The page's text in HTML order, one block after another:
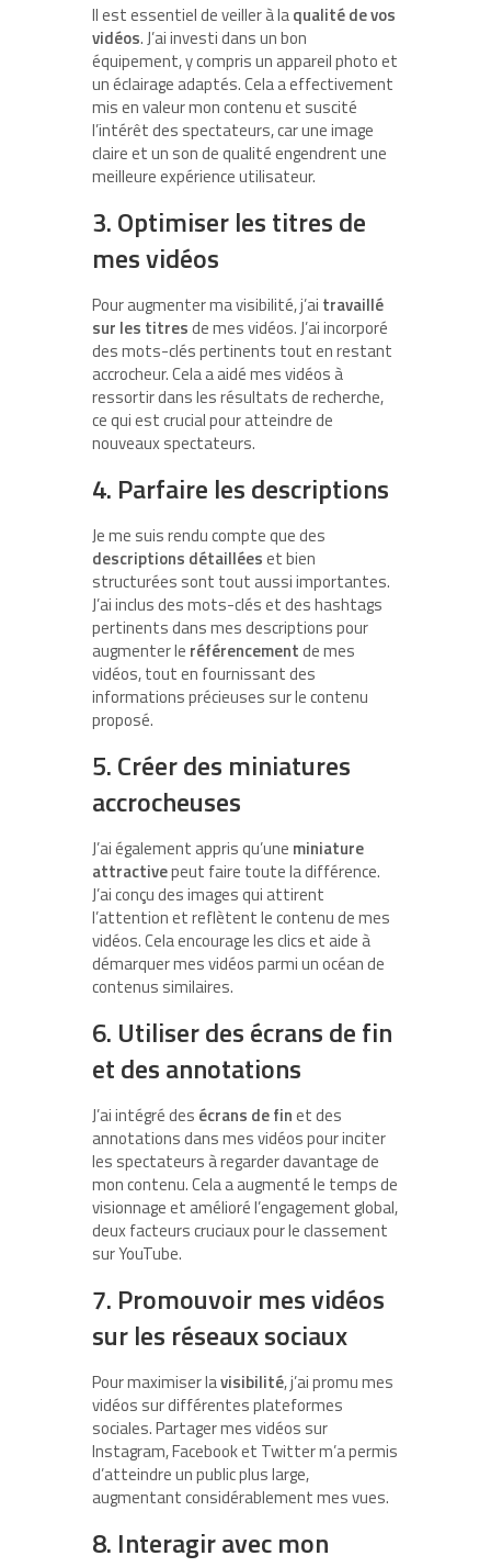
Il est essentiel de veiller à laqualité de vos
vidéos. J’ai investi dans un bon
équipement, y compris un appareil photo et
un éclairage adaptés. Cela a effectivement
mis en valeur mon contenu et suscité
l’intérêt des spectateurs, car une image
claire et un son de qualité engendrent une
meilleure expérience utilisateur.
3. Optimiser les titres de
mes vidéos
Pour augmenter ma visibilité, j’ai travaillé
sur les titresde mes vidéos. J’ai incorporé
des mots-clés pertinents tout en restant
accrocheur. Cela a aidé mes vidéos à
ressortir dans les résultats de recherche,
ce qui est crucial pour atteindre de
nouveaux spectateurs.
4. Parfaire les descriptions
Je me suis rendu compte que des
descriptions détailléeset bien
structurées sont tout aussi importantes.
J’ai inclus des mots-clés et des hashtags
pertinents dans mes descriptions pour
augmenter le référencementde mes
vidéos, tout en fournissant des
informations précieuses sur le contenu
proposé.
5. Créer des miniatures
accrocheuses
J’ai également appris qu’une miniature
attractivepeut faire toute la différence.
J’ai conçu des images qui attirent
l’attention et reflètent le contenu de mes
vidéos. Cela encourage les clics et aide à
démarquer mes vidéos parmi un océan de
contenus similaires.
6. Utiliser des écrans de fin
et des annotations
J’ai intégré des écrans de finet des
annotations dans mes vidéos pour inciter
les spectateurs à regarder davantage de
mon contenu. Cela a augmenté le temps de
visionnage et amélioré l’engagement global,
deux facteurs cruciaux pour le classement
sur YouTube.
7. Promouvoir mes vidéos
sur les réseaux sociaux
Pour maximiser lavisibilité, j’ai promu mes
vidéos sur différentes plateformes
sociales. Partager mes vidéos sur
Instagram, Facebook et Twitter m’a permis
d’atteindre un public plus large,
augmentant considérablement mes vues.
8. Interagir avec mon